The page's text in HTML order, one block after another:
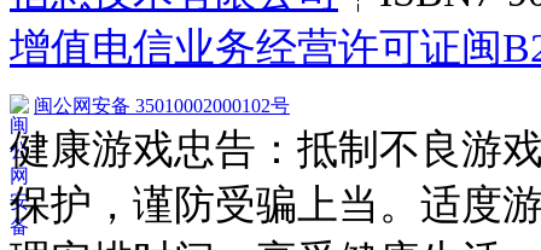
增值电信业务经营许可证闽
闽公网安备 35010002000102号
健康游戏忠告：抵制不良游
保护，谨防受骗上当。适度